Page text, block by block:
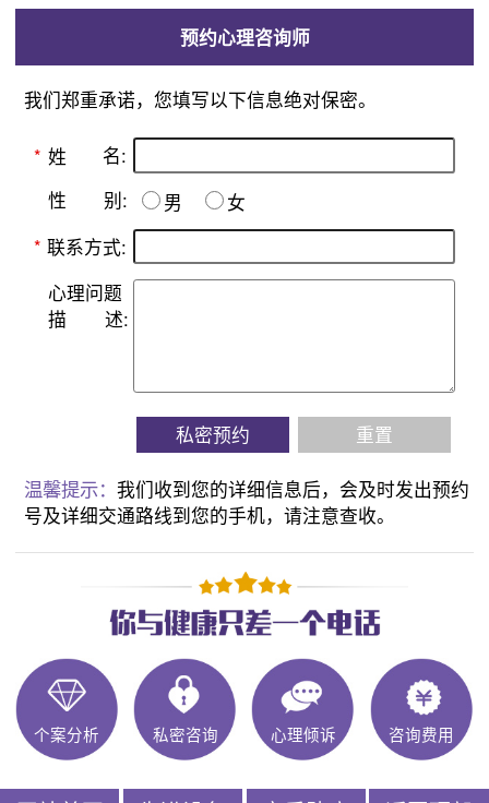
预约心理咨询师
我们郑重承诺，您填写以下信息绝对保密。
* 姓 名:
性 别: 男
女
* 联系方式:
心理问题
描
述:
私密预约 重置
温馨提示：我们收到您的详细信息后，会及时发出预约
号及详细交通路线到您的手机，请注意查收。
个案分析 私密咨询 心理倾诉 咨询费用